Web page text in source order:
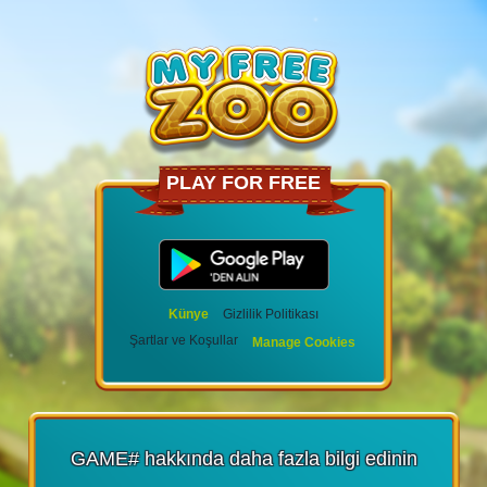
PLAY FOR FREE
Künye
Gizlilik Politikası
Şartlar ve Koşullar
Manage Cookies
GAME# hakkında daha fazla bilgi edinin